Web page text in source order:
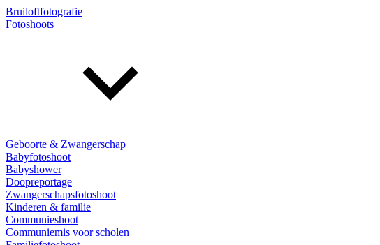
Bruiloftfotografie
Fotoshoots
Geboorte & Zwangerschap
Babyfotoshoot
Babyshower
Doopreportage
Zwangerschapsfotoshoot
Kinderen & familie
Communieshoot
Communiemis voor scholen